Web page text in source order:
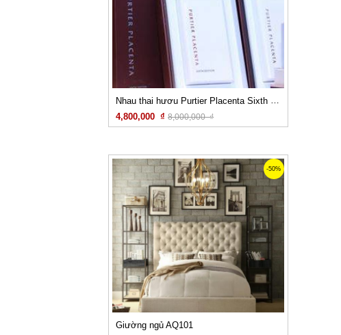
Nhau thai hươu Purtier Placenta Sixth Edition (phiên bản 6)
4,800,000 ₫8,000,000 ₫
-50%
Giường ngủ AQ101